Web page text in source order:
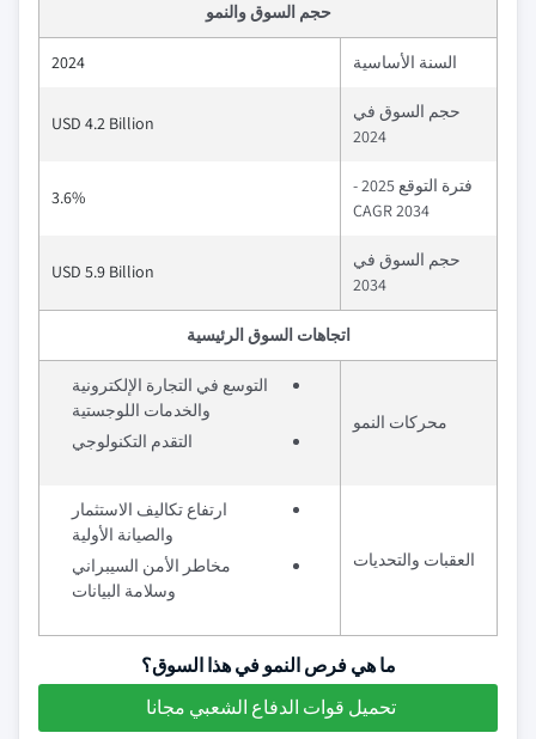
حجم السوق والنمو
السنة الأساسية 2024
حجم السوق في
2024
USD 4.2 Billion
فترة التوقع 2025 -
2034 CAGR
3.6%
حجم السوق في
2034
USD 5.9 Billion
اتجاهات السوق الرئيسية
محركات النمو
التوسع في التجارة الإلكترونية
والخدمات اللوجستية
التقدم التكنولوجي
العقبات والتحديات
ارتفاع تكاليف الاستثمار
والصيانة الأولية
مخاطر الأمن السيبراني
وسلامة البيانات
ما هي فرص النمو في هذا السوق؟
تحميل قوات الدفاع الشعبي مجانا